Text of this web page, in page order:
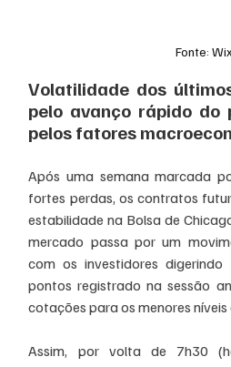
Fonte: Wix
Volatilidade dos
pelo avanço rápido do
pelos fatores
Após uma semana marcada
fortes perdas, os contratos
estabilidade na Bolsa de
mercado passa por um
com os investidores
pontos registrado na sessão
cotações para os menores níveis
Assim, por volta de 7h30